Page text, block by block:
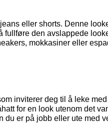
eller shorts. Denne
fullføre den avslappede
mokkasiner eller
inviterer deg til å leke
for en look utenom det
du er på jobb eller ute med